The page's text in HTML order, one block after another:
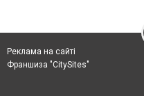
Реклама на сайті
Франшиза "CitySites"